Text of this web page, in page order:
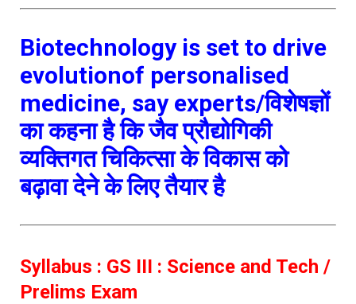
Biotechnology is set to drive
evolutionof personalised
medicine, say experts/विशेषज्ञों
का कहना है कि जैव प्रौद्योगिकी
व्यक्तिगत चिकित्सा के विकास को
बढ़ावा देने के लिए तैयार है
Syllabus : GS III : Science and Tech /
Prelims Exam